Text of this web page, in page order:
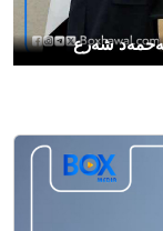
شەرع